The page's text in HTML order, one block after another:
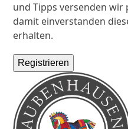
und Tipps versenden wir
damit einverstanden
erhalten.
Registrieren